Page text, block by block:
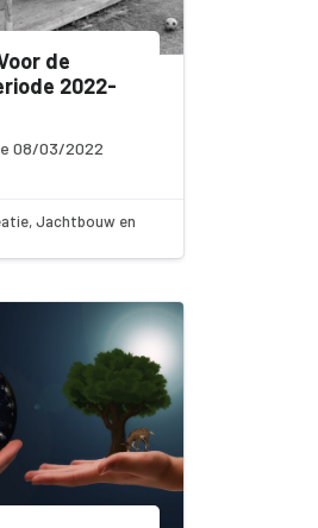
de
2022-
08/03/2022
Jachtbouw en